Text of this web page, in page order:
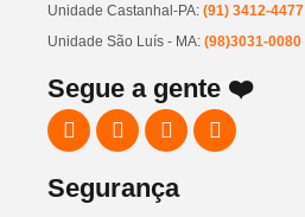
Unidade Castanhal-PA: (91) 3412-4477
Unidade São Luís - MA: (98)3031-0080
Segue a gente ❤️
Segurança